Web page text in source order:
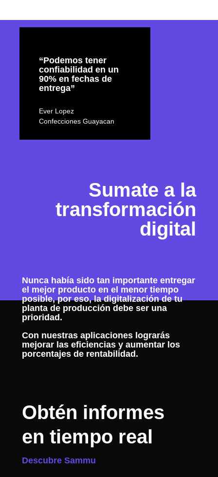
“Podemos tener
confiabilidad en un
90% en fechas de
entrega”
Ever Lopez
Confecciones Guayacan
Sumate a la
transformación
digital
Nunca había sido tan importante entregar
el mejor producto en el menor tiempo
posible, por eso, la digitalización de tu
planta de producción debe ser una
prioridad.
Con nuestras aplicaciones lograrás
mejorar las eficiencias y aumentar los
porcentajes de rentabilidad.
Obtén informes
en tiempo real
Descubre Sammu